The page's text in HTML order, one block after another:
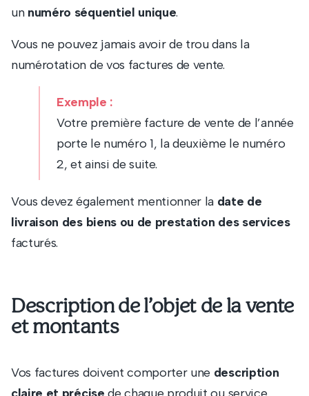
un numéro séquentiel unique.
Vous ne pouvez jamais avoir de trou dans la
numérotation de vos factures de vente.
Exemple :
Votre première facture de vente de l’année
porte le numéro 1, la deuxième le numéro
2, et ainsi de suite.
Vous devez également mentionner la date de
livraison des biens ou de prestation des services
facturés.
Description de l’objet de la vente
et montants
Vos factures doivent comporter une description